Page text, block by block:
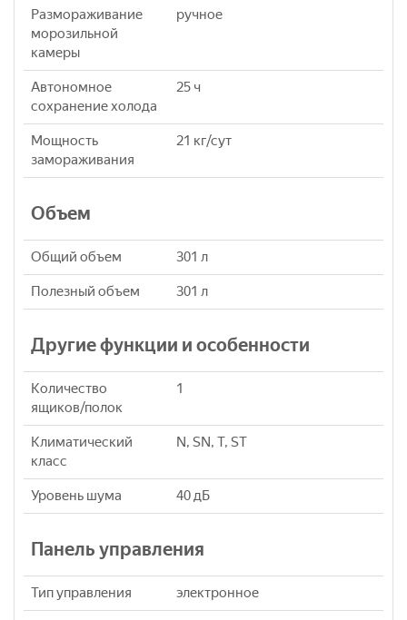
Размораживание
морозильной
камеры
ручное
Автономное
сохранение холода
25 ч
Мощность
замораживания
21 кг/сут
Объем
Общий объем 301 л
Полезный объем 301 л
Другие функции и особенности
Количество
ящиков/полок
1
Климатический
класс
N, SN, T, ST
Уровень шума 40 дБ
Панель управления
Тип управления электронное